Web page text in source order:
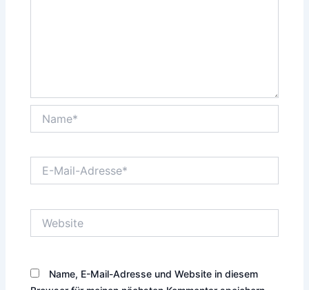
Mail-
Name, E-Mail-Adresse und Website in diesem